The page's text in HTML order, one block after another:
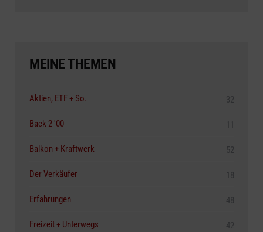
MEINE THEMEN
Aktien, ETF + So. 32
Back 2 '00 11
Balkon + Kraftwerk 52
Der Verkäufer 18
Erfahrungen 48
Freizeit + Unterwegs 42